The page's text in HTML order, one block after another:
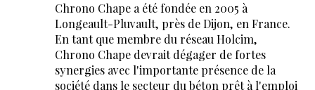
Chrono Chape a été fondée en 2005 à
Longeault-Pluvault, près de Dijon, en France.
En tant que membre du réseau Holcim,
Chrono Chape devrait dégager de fortes
synergies avec l'importante présence de la
société dans le secteur du béton prêt à l'emploi